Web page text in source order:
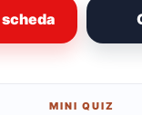
MINI QUIZ